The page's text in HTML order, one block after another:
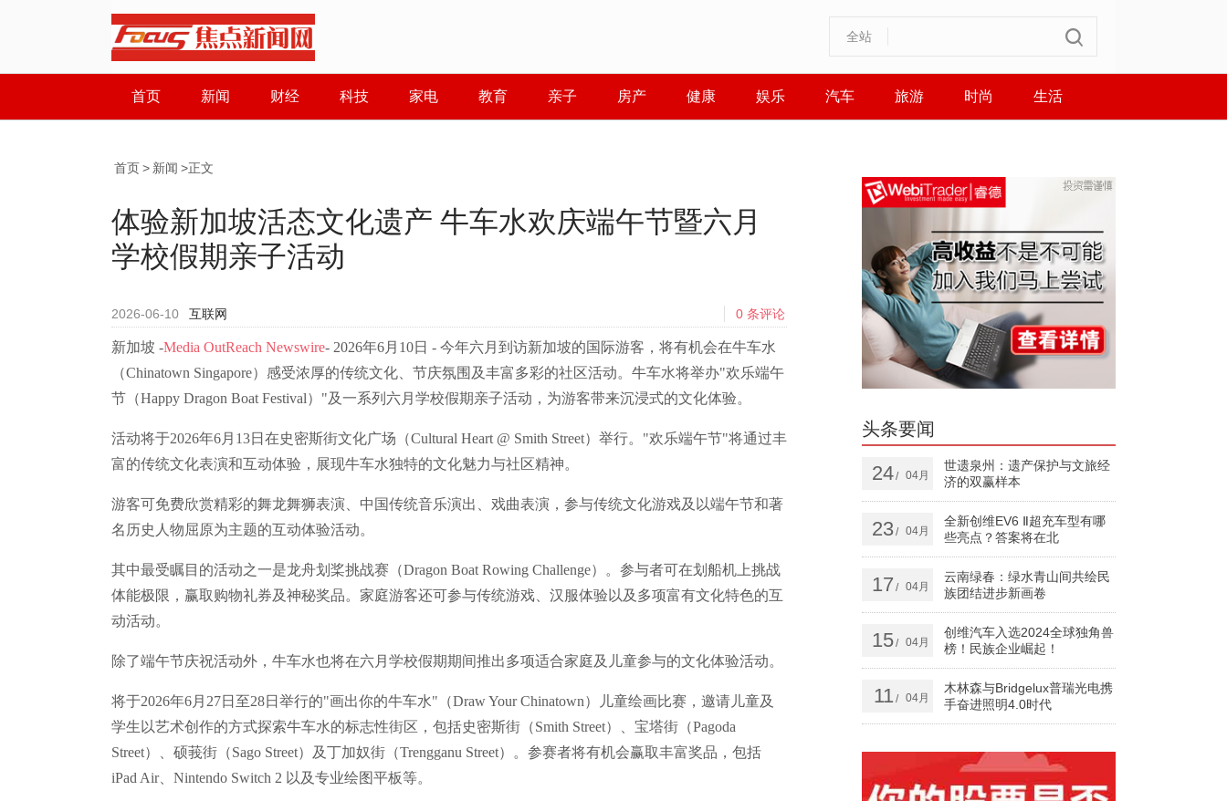
全站
首页 新闻 财经 科技 家电 教育 亲子 房产 健康 娱乐 汽车 旅游 时尚 生活
首页> 新闻 >正文
体验新加坡活态文化遗产 牛车水欢庆端午节暨六月
学校假期亲子活动
2026-06-10 互联网 0 条评论
新加坡 -Media OutReach Newswire- 2026年6月10日 - 今年六月到访新加坡的国际游客，将有机会在牛车水
（Chinatown Singapore）感受浓厚的传统文化、节庆氛围及丰富多彩的社区活动。牛车水将举办"欢乐端午
节（Happy Dragon Boat Festival）"及一系列六月学校假期亲子活动，为游客带来沉浸式的文化体验。
活动将于2026年6月13日在史密斯街文化广场（Cultural Heart @ Smith Street）举行。"欢乐端午节"将通过丰
富的传统文化表演和互动体验，展现牛车水独特的文化魅力与社区精神。
游客可免费欣赏精彩的舞龙舞狮表演、中国传统音乐演出、戏曲表演，参与传统文化游戏及以端午节和著
名历史人物屈原为主题的互动体验活动。
其中最受瞩目的活动之一是龙舟划桨挑战赛（Dragon Boat Rowing Challenge）。参与者可在划船机上挑战
体能极限，赢取购物礼券及神秘奖品。家庭游客还可参与传统游戏、汉服体验以及多项富有文化特色的互
动活动。
除了端午节庆祝活动外，牛车水也将在六月学校假期期间推出多项适合家庭及儿童参与的文化体验活动。
将于2026年6月27日至28日举行的"画出你的牛车水"（Draw Your Chinatown）儿童绘画比赛，邀请儿童及
学生以艺术创作的方式探索牛车水的标志性街区，包括史密斯街（Smith Street）、宝塔街（Pagoda
Street）、硕莪街（Sago Street）及丁加奴街（Trengganu Street）。参赛者将有机会赢取丰富奖品，包括
iPad Air、Nintendo Switch 2 以及专业绘图平板等。
头条要闻
24/ 04月
世遗泉州：遗产保护与文旅经
济的双赢样本
23/ 04月
全新创维EV6 Ⅱ超充车型有哪
些亮点？答案将在北
17 / 04月
云南绿春：绿水青山间共绘民
族团结进步新画卷
15/ 04月
创维汽车入选2024全球独角兽
榜！民族企业崛起！
11 / 04月
木林森与Bridgelux普瑞光电携
手奋进照明4.0时代